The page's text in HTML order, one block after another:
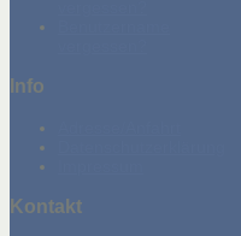
Info
Kontakt